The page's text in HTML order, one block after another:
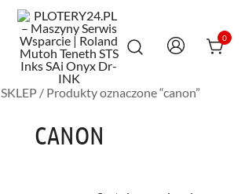
PLOTERY24.PL – MASZYNY SERWIS
STS INKS SAI ONYX DR-INK
Maszyny Serwis Wsparcie – Roland
0
SKLEP / Produkty oznaczone “canon”
CANON